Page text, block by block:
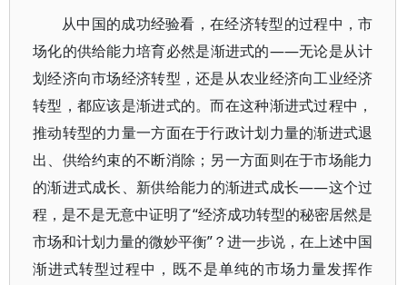
从中国的成功经验看，在经济转型的过程中，市
场化的供给能力培育必然是渐进式的——无论是从计
划经济向市场经济转型，还是从农业经济向工业经济
转型，都应该是渐进式的。而在这种渐进式过程中，
推动转型的力量一方面在于行政计划力量的渐进式退
出、供给约束的不断消除；另一方面则在于市场能力
的渐进式成长、新供给能力的渐进式成长——这个过
程，是不是无意中证明了“经济成功转型的秘密居然是
市场和计划力量的微妙平衡”？进一步说，在上述中国
渐进式转型过程中，既不是单纯的市场力量发挥作